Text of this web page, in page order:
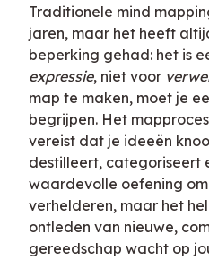
Traditionele mind
jaren, maar het heeft
beperking gehad: het is
expressie, niet voor
map te maken, moet je
begrijpen. Het
vereist dat je ideeën
destilleert, categoriseert
waardevolle oefening
verhelderen, maar het
ontleden van nieuwe,
gereedschap wacht op